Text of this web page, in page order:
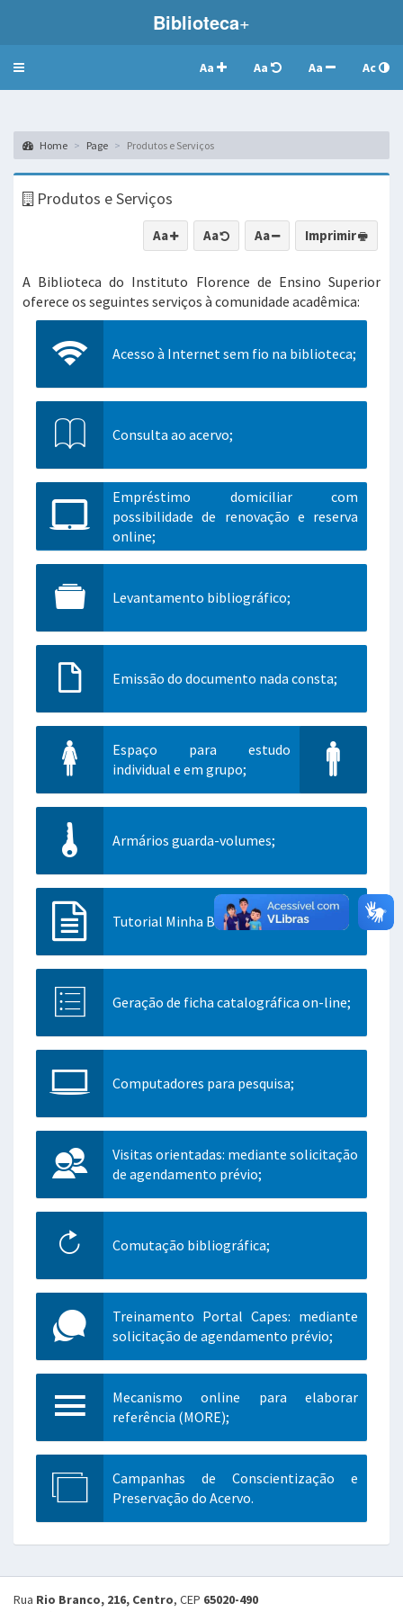
Biblioteca+
Toggle
Aa Aa Aa Ac
Home Page Produtos e Serviços
Produtos e Serviços
Aa Aa Aa Imprimir
A Biblioteca do Instituto Florence de Ensino Superior
oferece os seguintes serviços à comunidade acadêmica:
Acesso à Internet sem fio na biblioteca;
Consulta ao acervo;
Empréstimo domiciliar com
possibilidade de renovação e reserva
online;
Levantamento bibliográfico;
Emissão do documento nada consta;
Espaço para estudo
individual e em grupo;
Armários guarda-volumes;
Tutorial Minha Biblioteca
Geração de ficha catalográfica on-line;
Computadores para pesquisa;
Visitas orientadas: mediante solicitação
de agendamento prévio;
Comutação bibliográfica;
Treinamento Portal Capes: mediante
solicitação de agendamento prévio;
Mecanismo online para elaborar
referência (MORE);
Campanhas de Conscientização e
Preservação do Acervo.
Rua Rio Branco, 216, Centro, CEP 65020-490